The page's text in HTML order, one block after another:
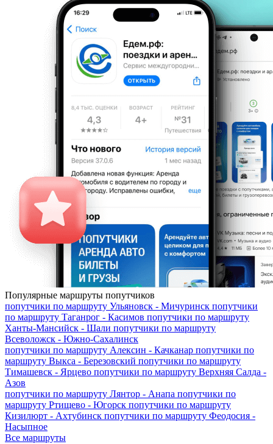
Популярные маршруты попутчиков
попутчики по маршруту Ульяновск - Мичуринск попутчики
по маршруту Таганрог - Касимов попутчики по маршруту
Ханты-Мансийск - Шали попутчики по маршруту
Всеволожск - Южно-Сахалинск
попутчики по маршруту Алексин - Качканар попутчики по
маршруту Выкса - Березовский попутчики по маршруту
Тимашевск - Ярцево попутчики по маршруту Верхняя Салда -
Азов
попутчики по маршруту Лянтор - Анапа попутчики по
маршруту Ртищево - Югорск попутчики по маршруту
Кизилюрт - Ахтубинск попутчики по маршруту Феодосия -
Насыпное
Все маршруты